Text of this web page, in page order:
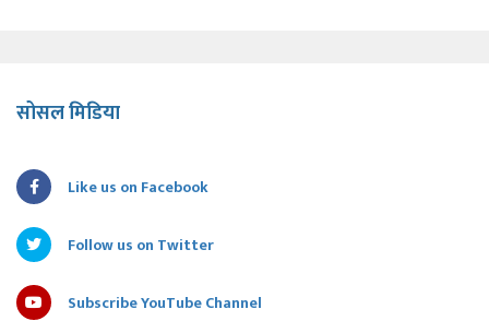
सोसल मिडिया
Like us on Facebook
Follow us on Twitter
Subscribe YouTube Channel